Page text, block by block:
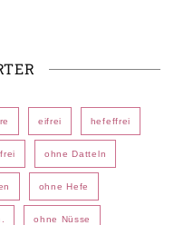
eifrei hefeffrei
ohne Datteln
ohne Hefe
ohne Nüsse